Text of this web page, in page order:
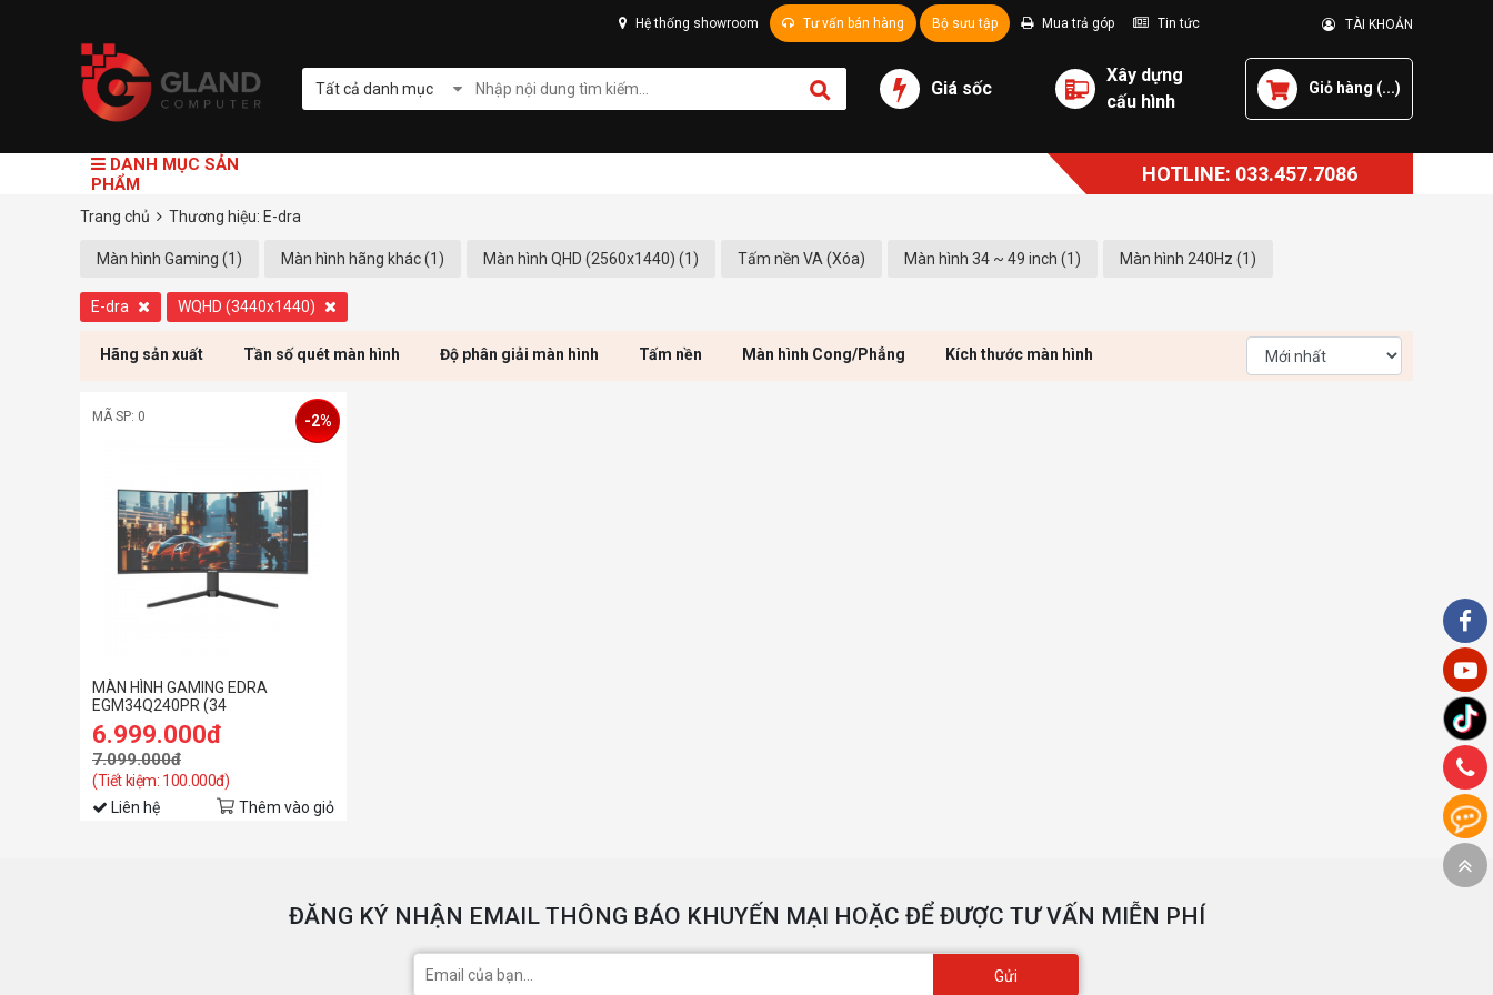
Hệ thống showroom Tư vấn bán hàng Bộ sưu tập Mua trả góp Tin tức TÀI KHOẢN
Tất cả danh mục Giá sốc
Xây dựng
cấu hình
Giỏ hàng (...)
DANH MỤC SẢN
PHẨM
HOTLINE: 033.457.7086
Trang chủ Thương hiệu: E-dra
Màn hình Gaming (1) Màn hình hãng khác (1) Màn hình QHD (2560x1440) (1) Tấm nền VA (Xóa) Màn hình 34 ~ 49 inch (1) Màn hình 240Hz (1)
E-dra WQHD (3440x1440)
Hãng sản xuất Tần số quét màn hình Độ phân giải màn hình Tấm nền Màn hình Cong/Phẳng Kích thước màn hình
MÃ SP: 0
MÀN HÌNH GAMING EDRA
EGM34Q240PR (34
inch/WQHD/VA/240Hz/1ms)
6.999.000đ
7.099.000đ
(Tiết kiệm: 100.000đ)
-2%
Liên hệ Thêm vào giỏ
ĐĂNG KÝ NHẬN EMAIL THÔNG BÁO KHUYẾN MẠI HOẶC ĐỂ ĐƯỢC TƯ VẤN MIỄN PHÍ
Gửi